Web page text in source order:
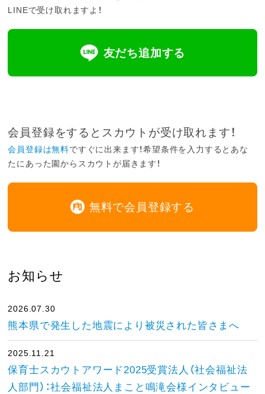
LINEで受け取れますよ！
友だち追加する
会員登録をするとスカウトが受け取れます！
会員登録は無料ですぐに出来ます！希望条件を入力するとあな
たにあった園からスカウトが届きます！
無料で会員登録する
お知らせ
2026.07.30
熊本県で発生した地震により被災された皆さまへ
2025.11.21
保育士スカウトアワード2025受賞法人（社会福祉法
人部門）：社会福祉法人まこと鳴滝会様インタビュー